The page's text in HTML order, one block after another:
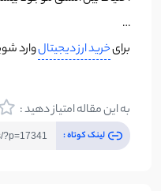
…
برایخرید ارز دیجیتالوارد
به این مقاله امتیاز دهید :
لینک کوتاه :